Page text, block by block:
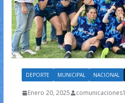
DEPORTE MUNICIPAL NACIONAL
Enero 20, 2025 comunicaciones1